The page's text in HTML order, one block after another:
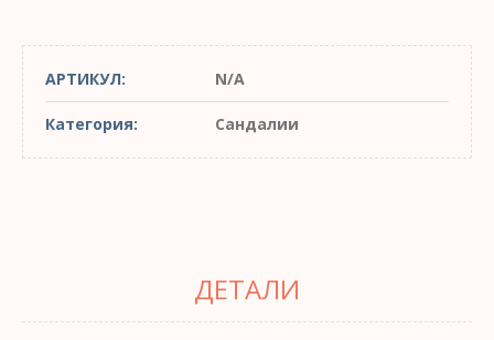
АРТИКУЛ: N/A
Категория: Сандалии
ДЕТАЛИ